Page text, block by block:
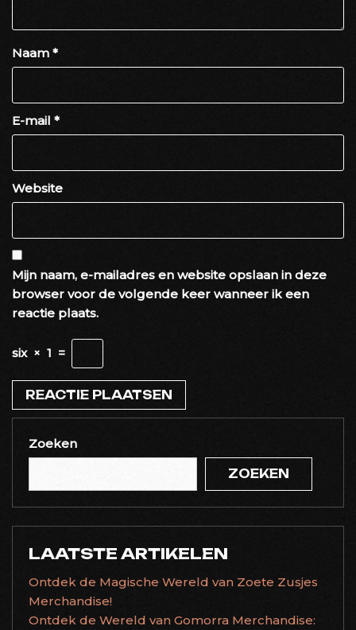
Naam *
E-mail *
Website
Mijn naam, e-mailadres en website opslaan in deze
browser voor de volgende keer wanneer ik een
reactie plaats.
six × 1 =
Zoeken
ZOEKEN
LAATSTE ARTIKELEN
Ontdek de Magische Wereld van Zoete Zusjes
Merchandise!
Ontdek de Wereld van Gomorra Merchandise: